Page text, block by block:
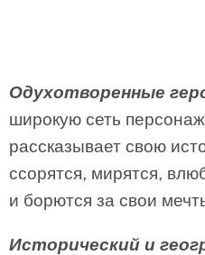
Одухотворенные
широкую сеть
рассказывает свою
ссорятся, мирятся,
и борются за свои
Исторический и